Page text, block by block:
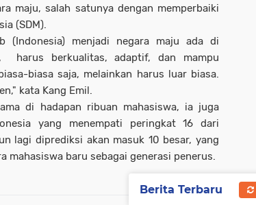
maju, salah satunya dengan memperbaiki
(SDM).
(Indonesia) menjadi negara maju ada di
harus berkualitas, adaptif, dan mampu
biasa saja, melainkan harus luar biasa.
kata Kang Emil.
di hadapan ribuan mahasiswa, ia juga
yang menempati peringkat 16 dari
lagi diprediksi akan masuk 10 besar, yang
mahasiswa baru sebagai generasi penerus.
Berita Terbaru